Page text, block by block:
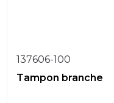
137606-100
Tampon branche